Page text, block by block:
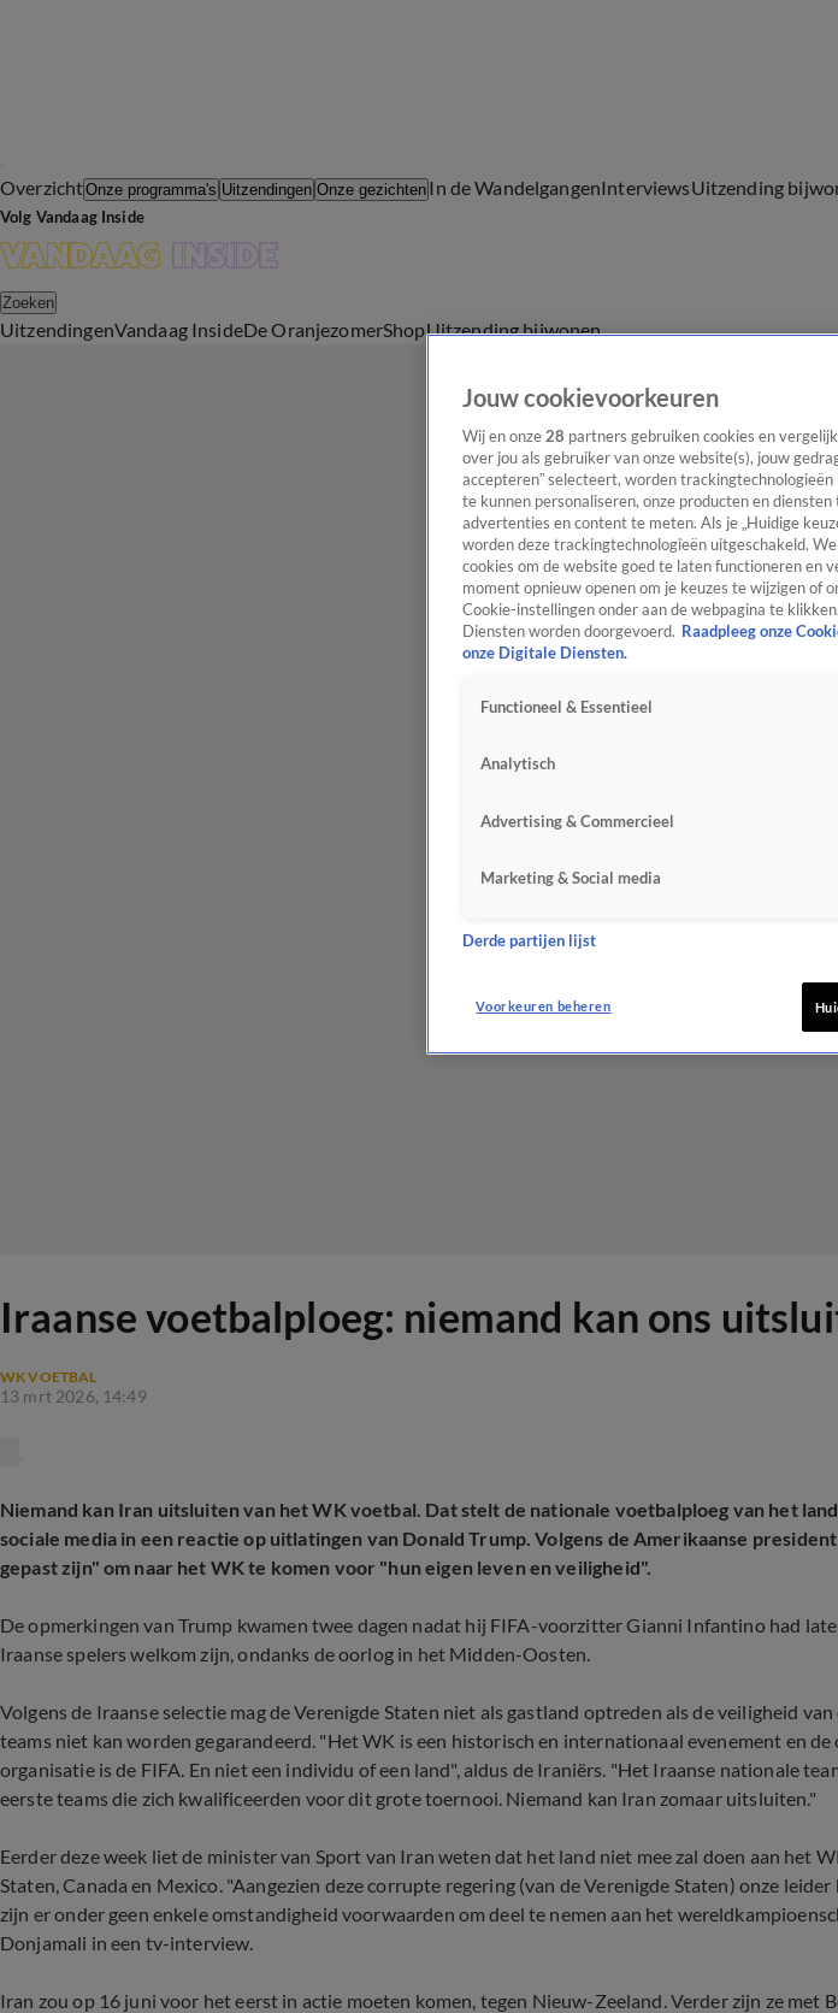
OverzichtOnze programma's Uitzendingen Onze gezichten In de WandelgangenInterviewsUitzending
Volg Vandaag Inside
Zoeken
UitzendingenVandaag InsideDe OranjezomerShopUitzending bijwonen
Iraanse voetbalploeg: niemand kan ons
WK VOETBAL
13 mrt 2026, 14:49
Niemand kan Iran uitsluiten van het WK voetbal. Dat stelt de nationale voetbalploeg van het
sociale media in een reactie op uitlatingen van Donald Trump. Volgens de Amerikaanse
gepast zijn" om naar het WK te komen voor "hun eigen leven en veiligheid".
De opmerkingen van Trump kwamen twee dagen nadat hij FIFA-voorzitter Gianni Infantino had
Iraanse spelers welkom zijn, ondanks de oorlog in het Midden-Oosten.
Volgens de Iraanse selectie mag de Verenigde Staten niet als gastland optreden als de veiligheid
teams niet kan worden gegarandeerd. "Het WK is een historisch en internationaal evenement en de
organisatie is de FIFA. En niet een individu of een land", aldus de Iraniërs. "Het Iraanse nationale
eerste teams die zich kwalificeerden voor dit grote toernooi. Niemand kan Iran zomaar uitsluiten."
Eerder deze week liet de minister van Sport van Iran weten dat het land niet mee zal doen aan het
Staten, Canada en Mexico. "Aangezien deze corrupte regering (van de Verenigde Staten) onze
zijn er onder geen enkele omstandigheid voorwaarden om deel te nemen aan het
Donjamali in een tv-interview.
Iran zou op 16 juni voor het eerst in actie moeten komen, tegen Nieuw-Zeeland. Verder zijn ze met
Jouw cookievoorkeuren
Wij en onze 28 partners gebruiken cookies en
over jou als gebruiker van onze website(s), jouw
accepteren” selecteert, worden
te kunnen personaliseren, onze producten en
advertenties en content te meten. Als je „Huidige
worden deze trackingtechnologieën uitgeschakeld.
cookies om de website goed te laten functioneren en
moment opnieuw openen om je keuzes te wijzigen of
Cookie-instellingen onder aan de webpagina te
Diensten worden doorgevoerd. Raadpleeg onze
onze Digitale Diensten.
Functioneel & Essentieel
Analytisch
Advertising & Commercieel
Marketing & Social media
Derde partijen lijst
Voorkeuren beheren